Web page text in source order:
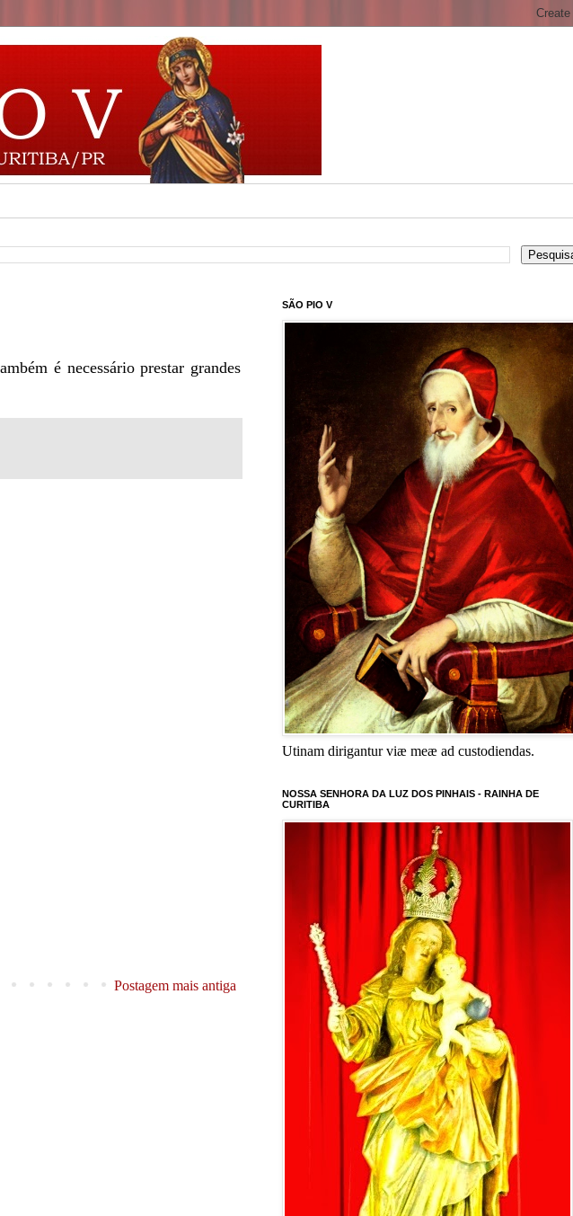
é necessário prestar grandes
Postagem mais antiga
SÃO PIO V
Utinam dirigantur viæ meæ ad custodiendas.
NOSSA SENHORA DA LUZ DOS PINHAIS - RAINHA DE
CURITIBA